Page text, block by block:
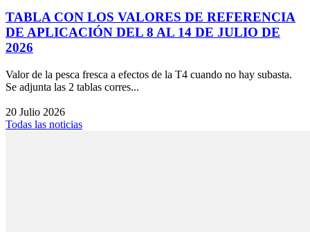
TABLA CON LOS VALORES DE REFERENCIA
DE APLICACIÓN DEL 8 AL 14 DE JULIO DE
2026
Valor de la pesca fresca a efectos de la T4 cuando no hay subasta.
Se adjunta las 2 tablas corres...
20 Julio 2026
Todas las noticias